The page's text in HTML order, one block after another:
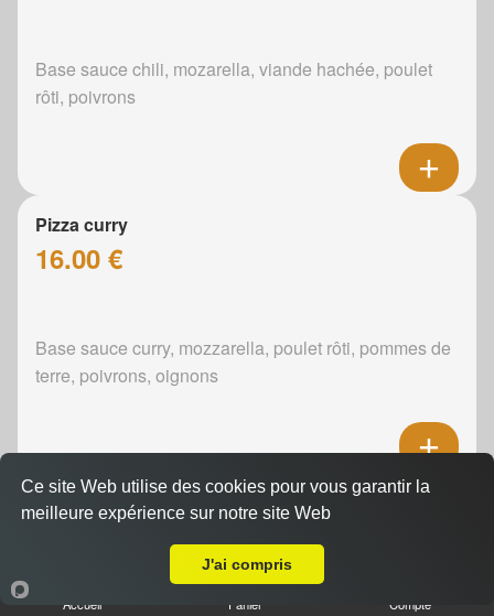
Base sauce chili, mozarella, viande hachée, poulet
rôti, poivrons
Pizza curry
16.00 €
Base sauce curry, mozzarella, poulet rôti, pommes de
terre, poivrons, oignons
Pizza boursin
Accueil Panier Compte
Ce site Web utilise des cookies pour vous garantir la
meilleure expérience sur notre site Web
J'ai compris